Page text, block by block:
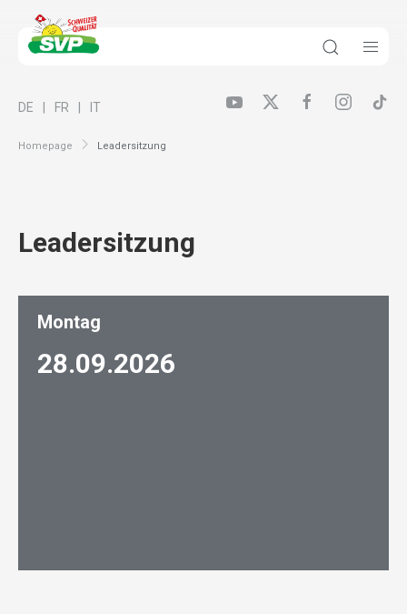
Homepage Leadersitzung
DE FR IT
Leadersitzung
Montag
28.09.2026